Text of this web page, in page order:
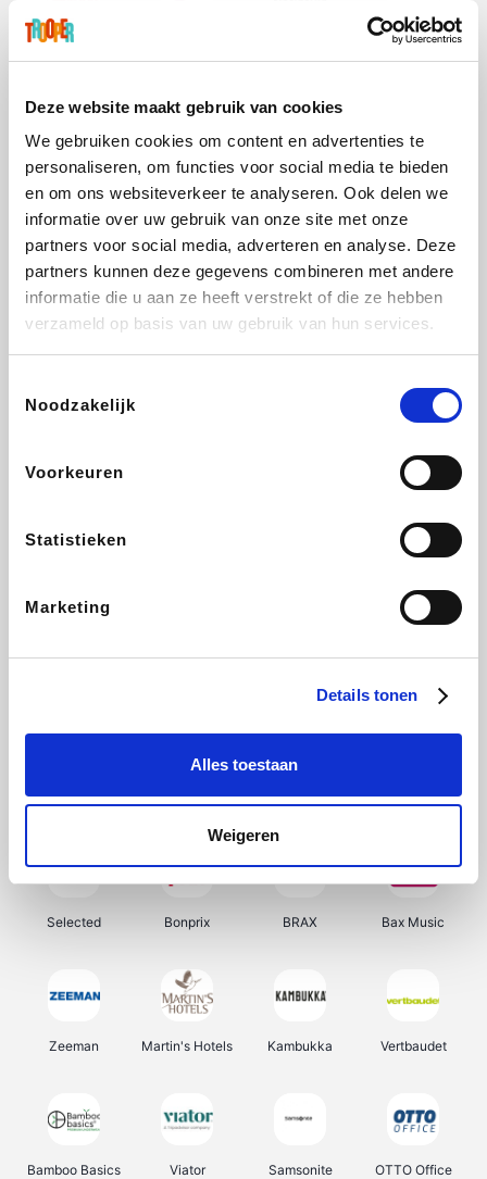
Deze website maakt gebruik van cookies
We gebruiken cookies om content en advertenties te
personaliseren, om functies voor social media te bieden
en om ons websiteverkeer te analyseren. Ook delen we
informatie over uw gebruik van onze site met onze
partners voor social media, adverteren en analyse. Deze
partners kunnen deze gegevens combineren met andere
informatie die u aan ze heeft verstrekt of die ze hebben
verzameld op basis van uw gebruik van hun services.
Noodzakelijk
Voorkeuren
Statistieken
Marketing
Details tonen
Alles toestaan
Weigeren
Weekendesk Sarenza Schiesser Interhome
Lufthansa
CheapTickets.be DeubaXXL
Samsung Delonghi Tennis Point My Jewellery
Selected Bonprix BRAX Bax Music
Zeeman Martin's Hotels Kambukka Vertbaudet
Bamboo Basics Viator Samsonite OTTO Office